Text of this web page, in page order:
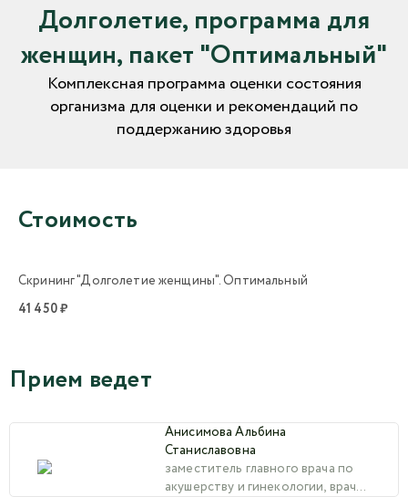
Долголетие, программа для
женщин, пакет "Оптимальный"
Комплексная программа оценки состояния
организма для оценки и рекомендаций по
поддержанию здоровья
Стоимость
Скрининг "Долголетие женщины". Оптимальный
41 450 ₽
Прием ведет
Анисимова Альбина
Станиславовна
заместитель главного врача по
акушерству и гинекологии, врач